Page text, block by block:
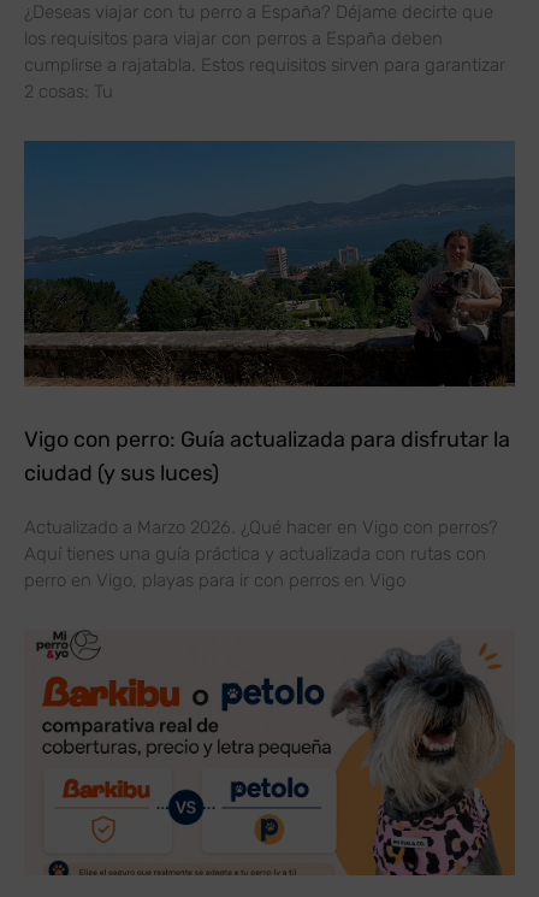
¿Deseas viajar con tu perro a España? Déjame decirte que
los requisitos para viajar con perros a España deben
cumplirse a rajatabla. Estos requisitos sirven para garantizar
2 cosas: Tu
Vigo con perro: Guía actualizada para disfrutar la
ciudad (y sus luces)
Actualizado a Marzo 2026. ¿Qué hacer en Vigo con perros?
Aquí tienes una guía práctica y actualizada con rutas con
perro en Vigo, playas para ir con perros en Vigo